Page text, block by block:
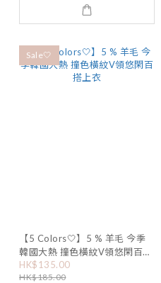
Sale🤍
【5 Colors🤍】5 % 羊毛 今季
韓國大熱 撞色橫紋V領悠閑百搭
上衣
HK$135.00
HK$185.00